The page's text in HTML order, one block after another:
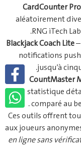
CardCounter Pro
aléatoirement
RNG iTech
Blackjack Coach Lite
notifications
jusqu’à
CountMaster
statistique
comparé au
Ces outils offrent
aux joueurs
en ligne sans